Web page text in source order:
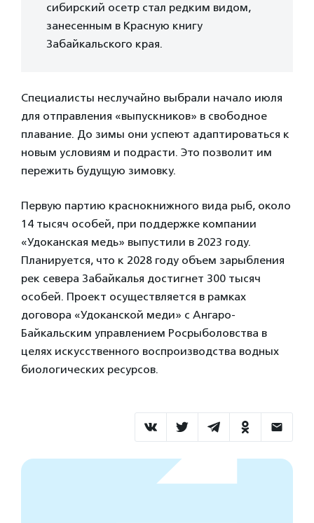
сибирский осетр стал редким видом,
занесенным в Красную книгу
Забайкальского края.
Специалисты неслучайно выбрали начало июля
для отправления «выпускников» в свободное
плавание. До зимы они успеют адаптироваться к
новым условиям и подрасти. Это позволит им
пережить будущую зимовку.
Первую партию краснокнижного вида рыб, около
14 тысяч особей, при поддержке компании
«Удоканская медь» выпустили в 2023 году.
Планируется, что к 2028 году объем зарыбления
рек севера Забайкалья достигнет 300 тысяч
особей. Проект осуществляется в рамках
договора «Удоканской меди» с Ангаро-
Байкальским управлением Росрыболовства в
целях искусственного воспроизводства водных
биологических ресурсов.